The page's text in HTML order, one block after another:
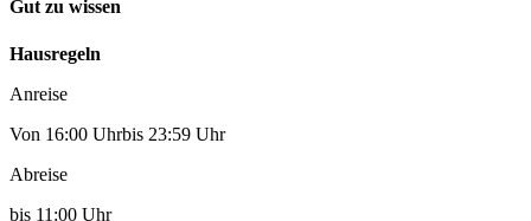
Gut zu wissen
Hausregeln
Anreise
Von 16:00 Uhrbis 23:59 Uhr
Abreise
bis 11:00 Uhr